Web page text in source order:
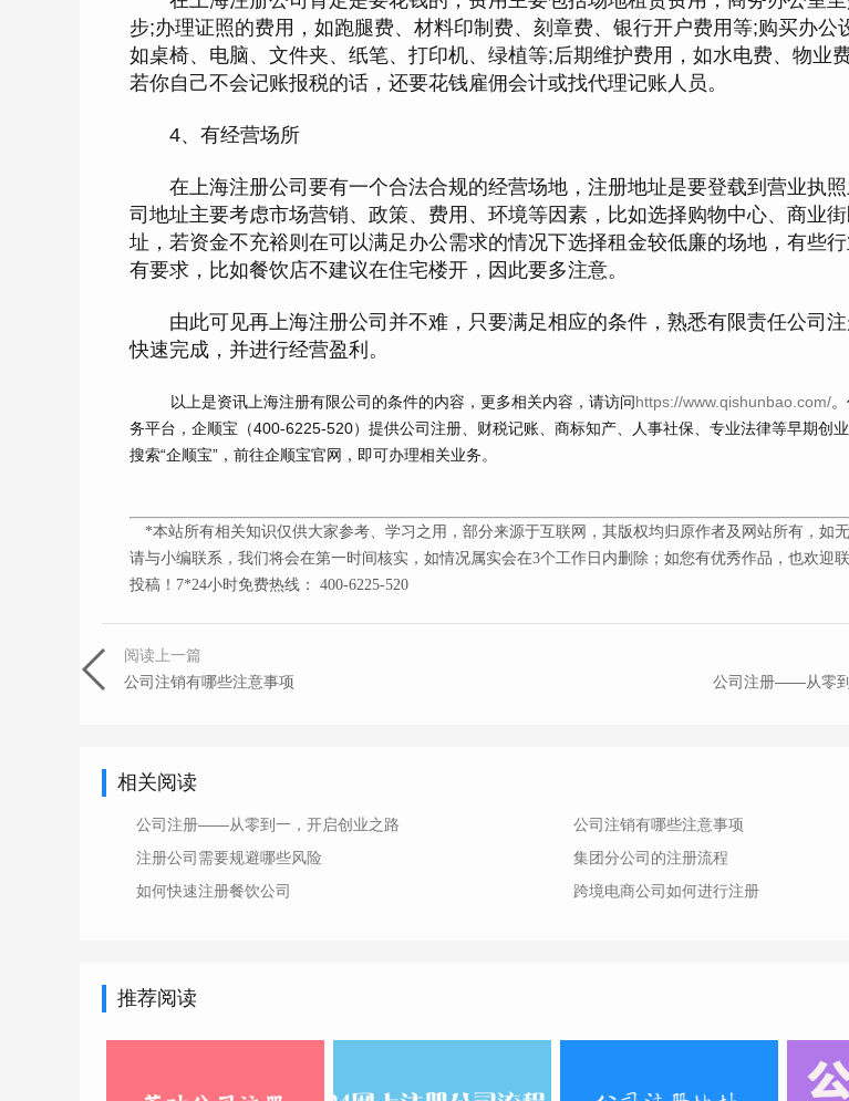
步;办理证照的费用，如跑腿费、材料印制费、刻章费、银行开户费用等;购买办公
如桌椅、电脑、文件夹、纸笔、打印机、绿植等;后期维护费用，如水电费、物业
若你自己不会记账报税的话，还要花钱雇佣会计或找代理记账人员。
4、有经营场所
在上海注册公司要有一个合法合规的经营场地，注册地址是要登载到营业执照
司地址主要考虑市场营销、政策、费用、环境等因素，比如选择购物中心、商业
址，若资金不充裕则在可以满足办公需求的情况下选择租金较低廉的场地，有些
有要求，比如餐饮店不建议在住宅楼开，因此要多注意。
由此可见再上海注册公司并不难，只要满足相应的条件，熟悉有限责任公司注
快速完成，并进行经营盈利。
以上是资讯上海注册有限公司的条件的内容，更多相关内容，请访问https://www.qishunbao.com/
务平台，企顺宝（400-6225-520）提供公司注册、财税记账、商标知产、人事社保、专业法律等早期创业
搜索“企顺宝”，前往企顺宝官网，即可办理相关业务。
*本站所有相关知识仅供大家参考、学习之用，部分来源于互联网，其版权均归原作者及网站所有，如无
请与小编联系，我们将会在第一时间核实，如情况属实会在3个工作日内删除；如您有优秀作品，也欢迎
投稿！7*24小时免费热线： 400-6225-520
阅读上一篇
公司注销有哪些注意事项
公司注册——从零
相关阅读
公司注册——从零到一，开启创业之路
公司注销有哪些注意事项
注册公司需要规避哪些风险
集团分公司的注册流程
如何快速注册餐饮公司
跨境电商公司如何进行注册
推荐阅读